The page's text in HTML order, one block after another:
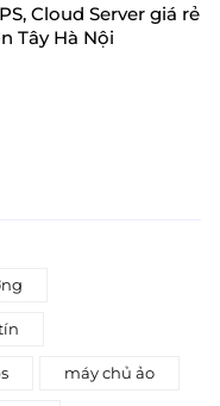
Cloud Server giá rẻ
Tây Hà Nội
máy chủ ảo